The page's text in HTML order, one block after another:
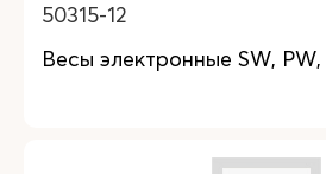
50315-12
Весы электронные SW,